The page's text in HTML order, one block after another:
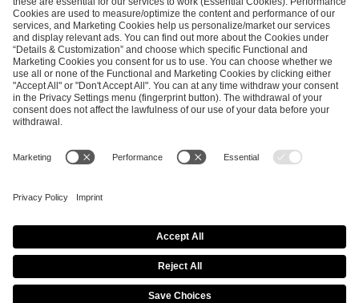
SEND MESSAGE
CAREER MEDIA RIGHTS
Imprint
Privacy Policy Cookie Policy
Terms of Use
Copyright Policy
Procurement Policy
Whistleblowing
Modern Slavery Statement
Security & Disclosure